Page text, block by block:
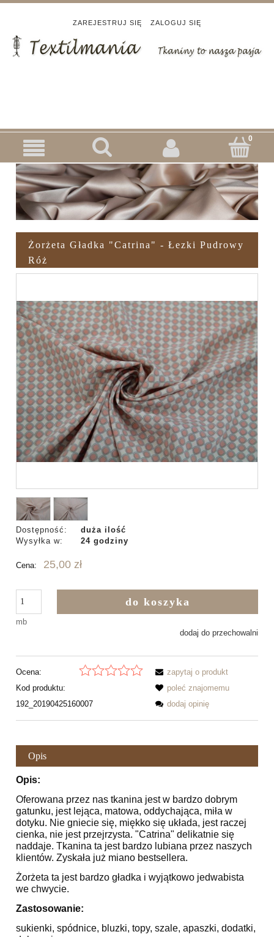
ZAREJESTRUJ SIĘ ZALOGUJ SIĘ
Żorżeta Gładka "Catrina" - Łezki Pudrowy
Róż
Dostępność:
duża ilość
Wysyłka w:
24 godziny
Cena: 25,00 zł
mb
do koszyka
dodaj do przechowalni
Ocena:
Kod produktu:
192_20190425160007
zapytaj o produkt
poleć znajomemu
dodaj opinię
Opis
Opis:
Oferowana przez nas tkanina jest w bardzo dobrym
gatunku, jest lejąca, matowa, oddychająca, miła w
dotyku. Nie gniecie się, miękko się układa, jest raczej
cienka, nie jest przejrzysta. "Catrina" delikatnie się
naddaje. Tkanina ta jest bardzo lubiana przez naszych
klientów. Zyskała już miano bestsellera.
Żorżeta ta jest bardzo gładka i wyjątkowo jedwabista
we chwycie.
Zastosowanie:
sukienki, spódnice, bluzki, topy, szale, apaszki, dodatki,